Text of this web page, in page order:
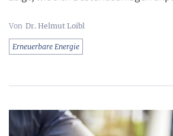
Dr. Helmut Loibl
Erneuerbare Energie